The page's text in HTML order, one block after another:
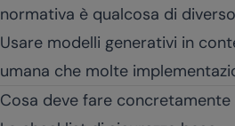
normativa è qualcosa di
Usare modelli generativi in
umana che molte
Cosa deve fare concretamente